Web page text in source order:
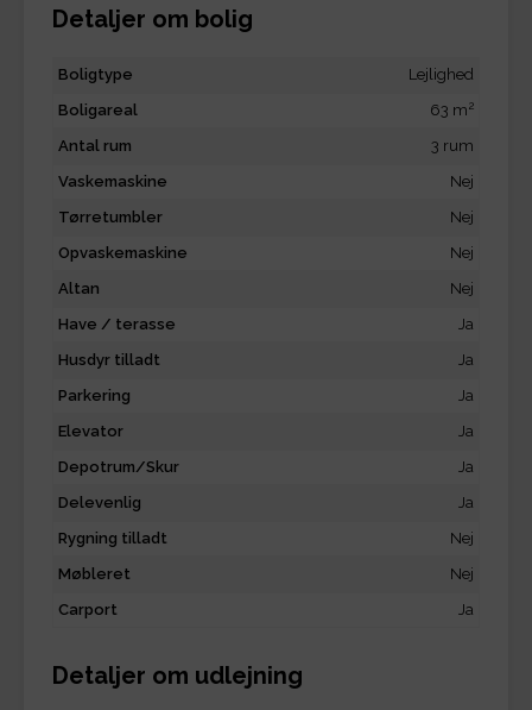
Detaljer om bolig
Boligtype
Lejlighed
Boligareal
63 m2
Antal rum
3 rum
Vaskemaskine
Nej
Tørretumbler
Nej
Opvaskemaskine
Nej
Altan
Nej
Have / terasse
Ja
Husdyr tilladt
Ja
Parkering
Ja
Elevator
Ja
Depotrum/Skur
Ja
Delevenlig
Ja
Rygning tilladt
Nej
Møbleret
Nej
Carport
Ja
Detaljer om udlejning